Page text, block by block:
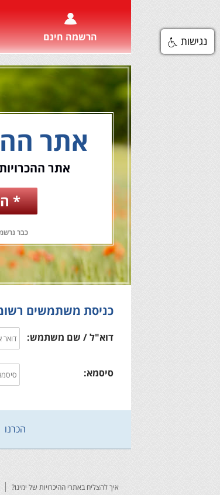
הרשמה חינם
אתר
אתר
*
כבר
כניסת משתמשים
דוא"ל / שם משתמש:
סיסמא:
הכרנו
איך להצליח באתרי ההיכרויות של ימינו?
נגישות